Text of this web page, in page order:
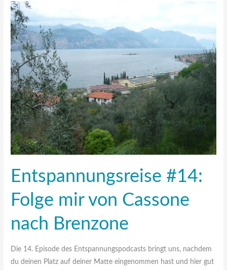
Entspannungsreise #14:
Folge mir von Cassone
nach Brenzone
Die 14. Episode des Entspannungspodcasts bringt uns, nachdem
du deinen Platz auf deiner Matte eingenommen hast und hier gut
Entspannungsreise
#14:
Folge
mir
von
Cassone
nach
Brenzone